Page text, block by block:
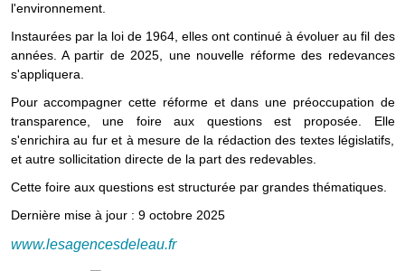
l'environnement.
Instaurées par la loi de 1964, elles ont continué à évoluer au fil des
années. A partir de 2025, une nouvelle réforme des redevances
s'appliquera.
Pour accompagner cette réforme et dans une préoccupation de
transparence, une foire aux questions est proposée. Elle
s'enrichira au fur et à mesure de la rédaction des textes législatifs,
et autre sollicitation directe de la part des redevables.
Cette foire aux questions est structurée par grandes thématiques.
Dernière mise à jour : 9 octobre 2025
www.lesagencesdeleau.fr